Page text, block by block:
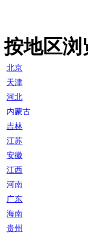
按地区浏
北京
天津
河北
内蒙古
吉林
江苏
安徽
江西
河南
广东
海南
贵州